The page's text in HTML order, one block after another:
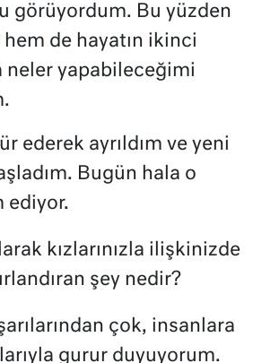
görüyordum. Bu yüzden
de hayatın ikinci
neler yapabileceğimi
ederek ayrıldım ve yeni
Bugün hala o
ediyor.
kızlarınızla ilişkinizde
şey nedir?
çok, insanlara
gurur duyuyorum.